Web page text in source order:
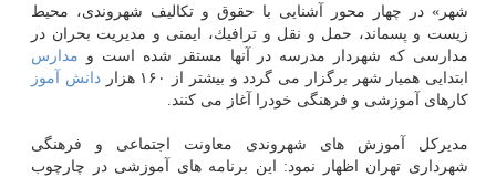
شهر» در چهار محور آشنایی با حقوق و تكالیف شهروندی، محیط
زیست و پسماند، حمل و نقل و ترافیك، ایمنی و مدیریت بحران در
مدارسی كه شهردار مدرسه در آنها مستقر شده است و مدارس
ابتدایی همیار شهر برگزار می گردد و بیشتر از ۱۶۰ هزار
دانش آموز
كارهای آموزشی و فرهنگی خودرا آغاز می كنند.
مدیركل آموزش های شهروندی معاونت اجتماعی و فرهنگی
شهرداری تهران اظهار نمود: این برنامه های آموزشی در چارچوب